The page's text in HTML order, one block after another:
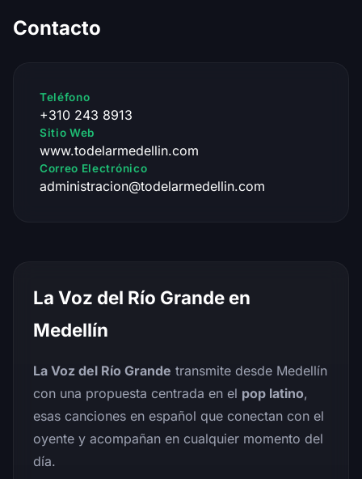
Contacto
Teléfono
+310 243 8913
Sitio Web
www.todelarmedellin.com
Correo Electrónico
administracion@todelarmedellin.com
La Voz del Río Grande en
Medellín
La Voz del Río Grande transmite desde Medellín
con una propuesta centrada en el pop latino,
esas canciones en español que conectan con el
oyente y acompañan en cualquier momento del
día.